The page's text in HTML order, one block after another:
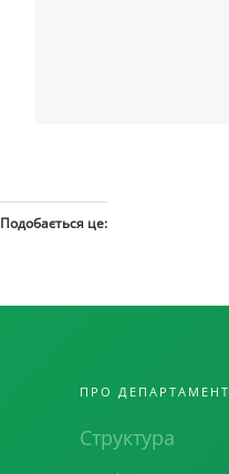
Подобається це:
ПРО ДЕПАРТАМЕНТ
Структура